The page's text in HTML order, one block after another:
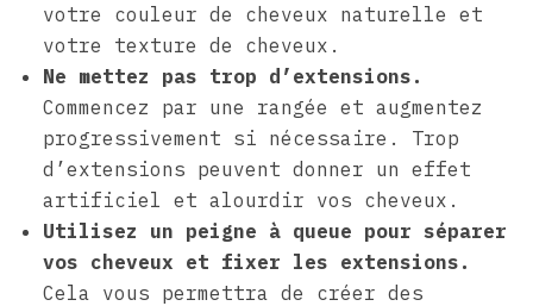
votre couleur de cheveux naturelle et
votre texture de cheveux.
Ne mettez pas trop d’extensions.
Commencez par une rangée et augmentez
progressivement si nécessaire. Trop
d’extensions peuvent donner un effet
artificiel et alourdir vos cheveux.
Utilisez un peigne à queue pour séparer
vos cheveux et fixer les extensions.
Cela vous permettra de créer des